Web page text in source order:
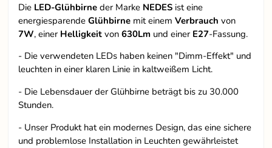
Die LED-Glühbirne der Marke NEDES ist eine
energiesparendeGlühbirne mit einemVerbrauch von
7W, einer Helligkeit von630Lm und einer E27-Fassung.
- Die verwendeten LEDs haben keinen "Dimm-Effekt" und
leuchten in einer klaren Linie in kaltweißem Licht.
- Die Lebensdauer der Glühbirne beträgt bis zu 30.000
Stunden.
- Unser Produkt hat ein modernes Design, das eine sichere
und problemlose Installation in Leuchten gewährleistet